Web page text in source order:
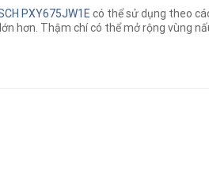
PXY675JW1E có thể sử dụng theo
hơn. Thậm chí có thể mở rộng vùng